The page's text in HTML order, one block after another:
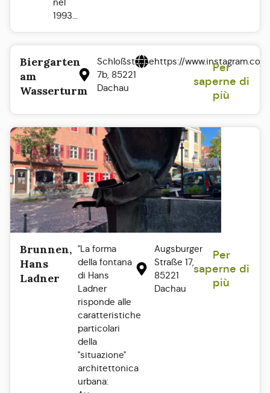
1993...
Biergarten
am
Wasserturm
Schloßstraße
7b, 85221
Dachau
https://
Per
saperne di
più
Brunnen,
Hans
Ladner
"La forma
della fontana
di Hans
Ladner
risponde alle
caratteristiche
particolari
della
"situazione"
architettonica
urbana:
Augsburger
Straße 17,
85221
Dachau
Per
saperne di
più